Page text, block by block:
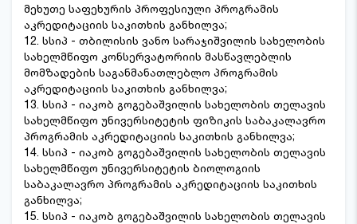
მეხუთე საფეხურის პროფესიული პროგრამის
აკრედიტაციის საკითხის განხილვა;
12. სსიპ - თბილისის ვანო სარაჯიშვილის სახელობის
სახელმწიფო კონსერვატორიის მასწავლებლის
მომზადების საგანმანათლებლო პროგრამის
აკრედიტაციის საკითხის განხილვა;
13. სსიპ - იაკობ გოგებაშვილის სახელობის თელავის
სახელმწიფო უნივერსიტეტის ფიზიკის საბაკალავრო
პროგრამის აკრედიტაციის საკითხის განხილვა;
14. სსიპ - იაკობ გოგებაშვილის სახელობის თელავის
სახელმწიფო უნივერსიტეტის ბიოლოგიის
საბაკალავრო პროგრამის აკრედიტაციის საკითხის
განხილვა;
15. სსიპ - იაკობ გოგებაშვილის სახელობის თელავის